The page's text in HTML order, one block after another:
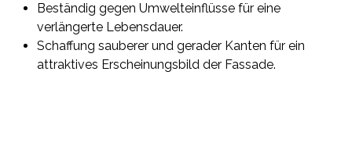
Beständig gegen Umwelteinflüsse für eine
verlängerte Lebensdauer.
Schaffung sauberer und gerader Kanten für ein
attraktives Erscheinungsbild der Fassade.